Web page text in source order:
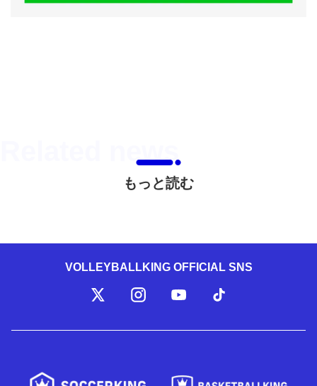
もっと読む
VOLLEYBALLKING OFFICIAL SNS